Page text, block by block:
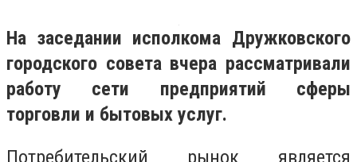
На заседании исполкома Дружковского
городского совета вчера рассматривали
работу сети предприятий сферы
торговли и бытовых услуг.
Потребительский рынок является